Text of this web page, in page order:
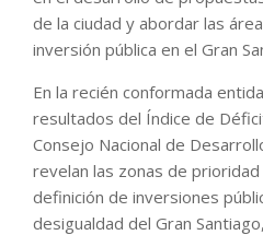
de la ciudad y abordar las
inversión pública en el Gran
En la recién conformada
resultados del Índice de
Consejo Nacional de
revelan las zonas de
definición de inversiones
desigualdad del Gran